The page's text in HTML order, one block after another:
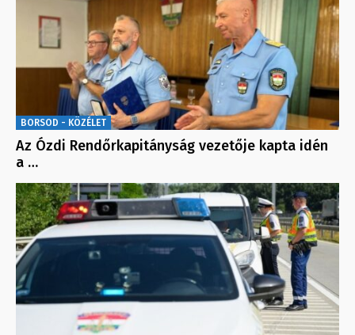
BORSOD - KÖZÉLET
Az Ózdi Rendőrkapitányság vezetője kapta idén
a …